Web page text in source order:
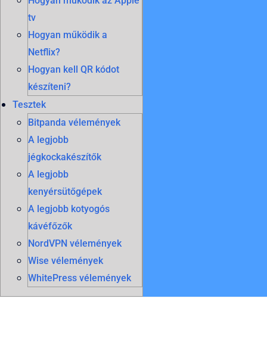
tv
Hogyan működik a
Netflix?
Hogyan kell QR kódot
készíteni?
Tesztek
Bitpanda vélemények
A legjobb
jégkockakészítők
A legjobb
kenyérsütőgépek
A legjobb kotyogós
kávéfőzők
NordVPN vélemények
Wise vélemények
WhitePress vélemények